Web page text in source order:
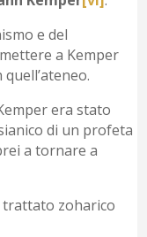
e del
a Kemper
era stato
di un profeta
a tornare a
trattato zoharico